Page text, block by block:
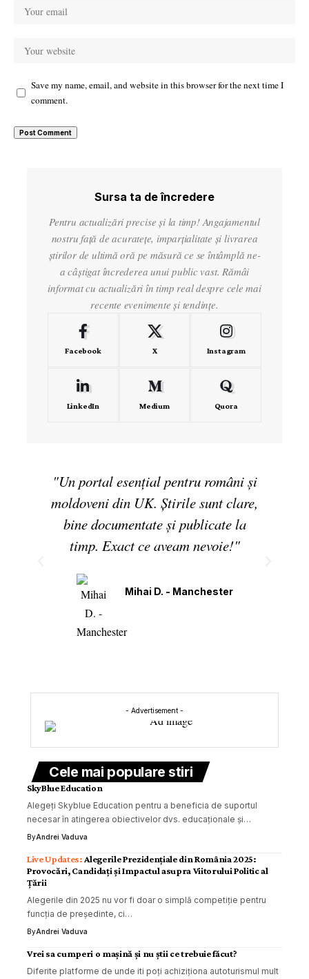
Save my name, email, and website in this browser for the next time I
comment.
Sursa ta de încredere
Pentru actualizări precise și la timp! Angajamentul
nostru față de acuratețe, imparțialitate și livrarea
știrilor de ultimă oră pe măsură ce se întâmplă ne-
a câștigat încrederea unui public vast. Rămâi
informat cu actualizări în timp real despre cele mai
recente evenimente și tendințe.
Facebook X Instagram
LinkedIn Medium Quora
"Un portal esențial pentru români și
moldoveni din UK. Știrile sunt clare,
bine documentate și publicate la
timp. Exact ce aveam nevoie!"
Mihai D. - Manchester
- Advertisement -
Cele mai populare stiri
SkyBlue Education
Alegeți Skyblue Education pentru a beneficia de suportul
necesar în atingerea obiectivelor dvs. educaționale și…
ByAndrei Vaduva
Alegerile Prezidențiale din România 2025:
Provocări, Candidați și Impactul asupra Viitorului Politic al
Țării
Alegerile din 2025 nu vor fi doar o simplă competiție pentru
funcția de președinte, ci…
ByAndrei Vaduva
Vrei sa cumperi o mașină și nu știi ce trebuie făcut?
Diferite platforme de unde iti poți achiziționa autoturismul mult